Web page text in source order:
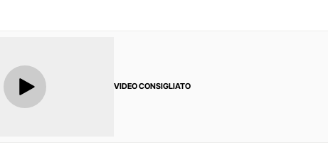
VIDEO CONSIGLIATO